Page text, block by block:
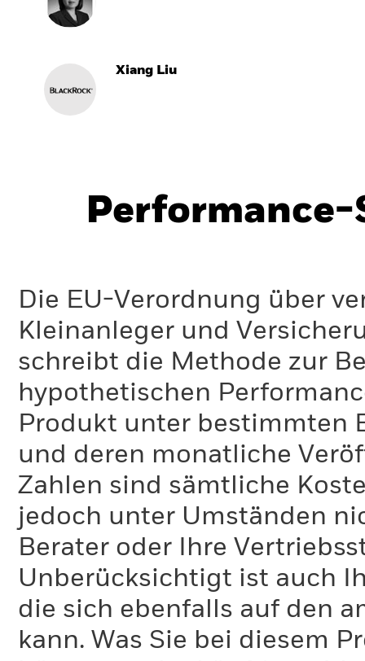
Xiang Liu
Performance-
Die EU-Verordnung über
Kleinanleger und
schreibt die Methode zur
hypothetischen
Produkt unter bestimmten
und deren monatliche
Zahlen sind sämtliche
jedoch unter Umständen
Berater oder Ihre
Unberücksichtigt ist auch
die sich ebenfalls auf den
kann. Was Sie bei diesem